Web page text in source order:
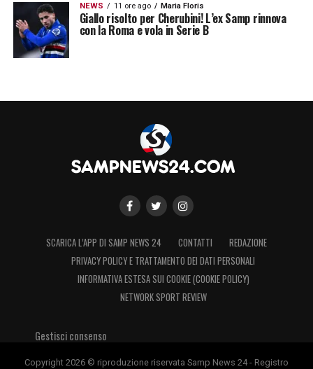
NEWS 11 ore ago Maria Floris
Giallo risolto per Cherubini! L’ex Samp rinnova
con la Roma e vola in Serie B
SCARICA L’APP DI SAMP NEWS 24 CONTATTI
REDAZIONE
PRIVACY POLICY E TRATTAMENTO DEI DATI PERSONALI
INFORMATIVA ESTESA SUI COOKIE (COOKIE POLICY)
NETWORK SPORT REVIEW
Gestisci consenso
Copyright 2026 © riproduzione riservata Samp News 24 - Registro